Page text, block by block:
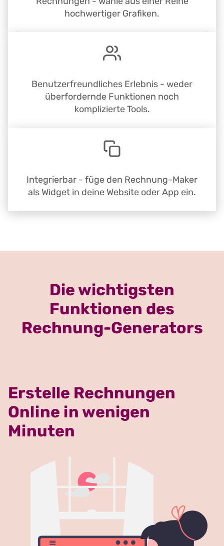
hochwertiger Grafiken.
Benutzerfreundliches Erlebnis - weder
überfordernde Funktionen noch
komplizierte Tools.
Integrierbar - füge den Rechnung-Maker
als Widget in deine Website oder App ein.
Die wichtigsten
Funktionen des
Rechnung-Generators
Erstelle Rechnungen
Online in wenigen
Minuten